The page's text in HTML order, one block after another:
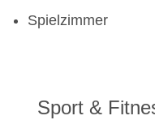
Spielzimmer
Sport &